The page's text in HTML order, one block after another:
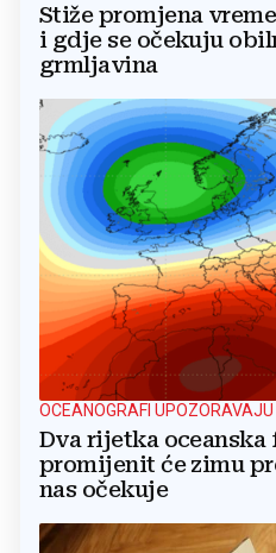
Stiže promjena
i gdje se očekuju
grmljavina
OCEANOGRAFI UPOZORAVAJU
Dva rijetka oceanska
promijenit će zimu
nas očekuje